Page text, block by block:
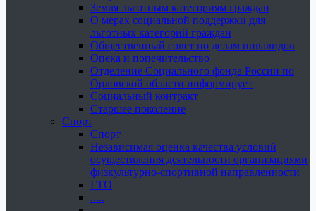
Земля льготным категориям граждан
О мерах социальной поддержки для
льготных категорий граждан
Общественный совет по делам инвалидов
Опека и попечительство
Отделение Социального фонда России по
Орловской области информирует
Социальный контракт
Старшее поколение
Спорт
Спорт
Независимая оценка качества условий
осуществления деятельности организациями
физкультурно-спортивной направленности
ГТО
.....